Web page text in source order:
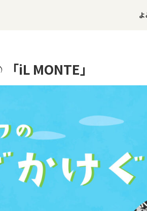
iL MONTE」